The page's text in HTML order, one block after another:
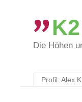
K2
Die Höhen
Profil: Alex